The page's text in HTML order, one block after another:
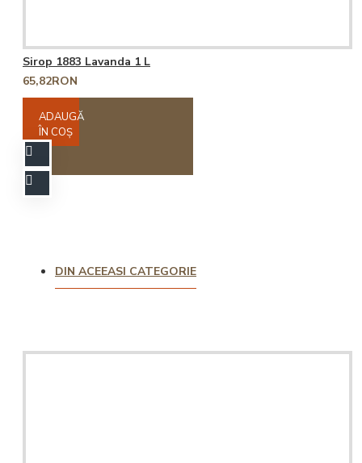
Sirop 1883 Lavanda 1 L
65,82RON
ADAUGĂ
ÎN COŞ
DIN ACEEASI CATEGORIE